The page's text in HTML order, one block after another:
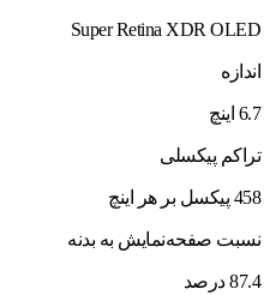
Super Retina XDR OLED
اندازه
6.7 اینچ
تراکم پیکسلی
458 پیکسل بر هر اینچ
نسبت صفحه‌نمایش به بدنه
87.4 درصد